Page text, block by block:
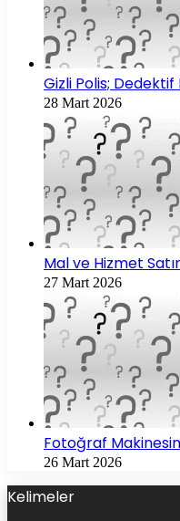
Gizli Polis;
28 Mart 2026
Mal ve Hizmet
27 Mart 2026
Fotoğraf
26 Mart 2026
Kelimeler